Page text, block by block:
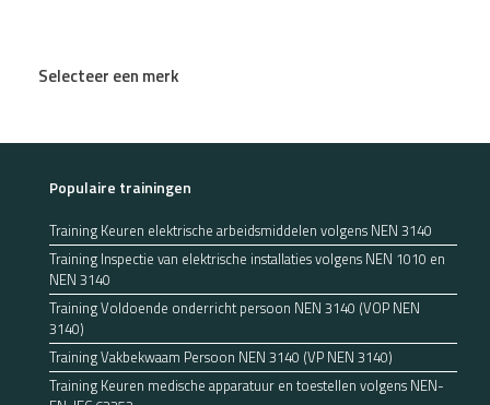
Selecteer een merk
Populaire trainingen
Training Keuren elektrische arbeidsmiddelen volgens NEN 3140
Training Inspectie van elektrische installaties volgens NEN 1010 en
NEN 3140
Training Voldoende onderricht persoon NEN 3140 (VOP NEN
3140)
Training Vakbekwaam Persoon NEN 3140 (VP NEN 3140)
Training Keuren medische apparatuur en toestellen volgens NEN-